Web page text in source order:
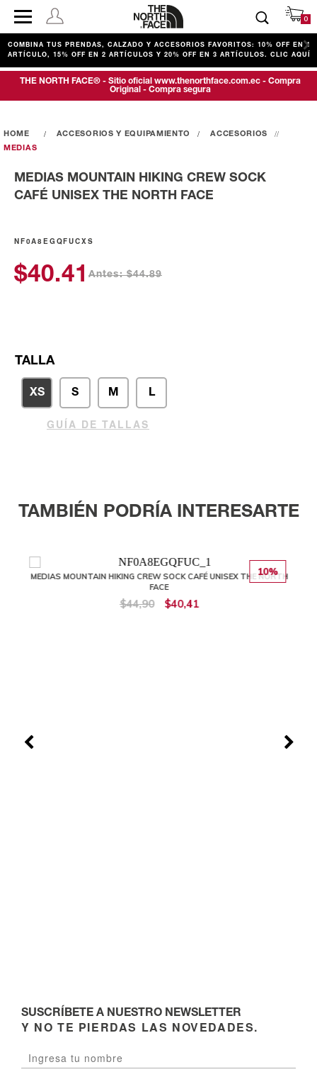
0
COMBINA TUS PRENDAS, CALZADO Y ACCESORIOS FAVORITOS: 10% OFF EN 1
ARTÍCULO, 15% OFF EN 2 ARTÍCULOS Y 20% OFF EN 3 ARTÍCULOS. CLIC AQUÍ
THE NORTH FACE® - Sitio oficial www.thenorthface.com.ec - Compra
Original - Compra segura
ACCESORIOS Y EQUIPAMIENTO
ACCESORIOS
MEDIAS
MEDIAS MOUNTAIN HIKING CREW SOCK
CAFÉ UNISEX THE NORTH FACE
NF0A8EGQFUCXS
$40.41 Antes: $44.89
TALLA
XS S M L
GUÍA DE TALLAS
TAMBIÉN PODRÍA INTERESARTE
10%
MEDIAS MOUNTAIN HIKING CREW SOCK CAFÉ UNISEX THE NORTH
FACE
$44,90 $40,41
SUSCRÍBETE A NUESTRO NEWSLETTER
Y NO TE PIERDAS LAS NOVEDADES.